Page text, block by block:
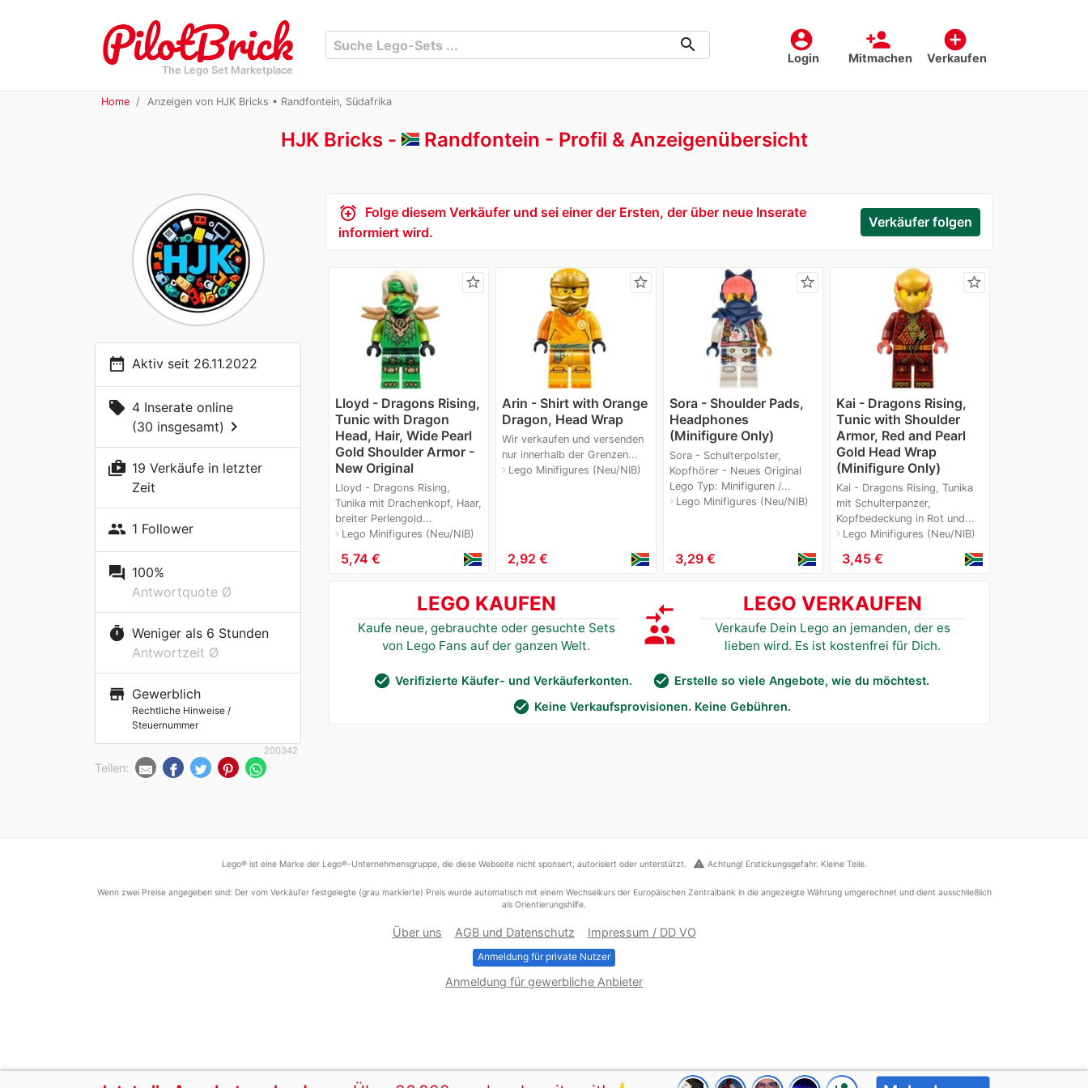
The Lego Set Marketplace
account_circle
Login
person_add
Mitmachen
add_circle
Verkaufen
search
Home Anzeigen von HJK Bricks • Randfontein, Südafrika
HJK Bricks - Randfontein Profil & Anzeigenübersicht
date_range Aktiv seit 26.11.2022
local_offer 4 Inserate online
(30 insgesamt) chevron_right
shop_two 19 Verkäufe in letzter
Zeit
people 1 Follower
question_answer 100%
Antwortquote Ø
timer Weniger als 6 Stunden
Antwortzeit Ø
store Gewerblich
Rechtliche Hinweise /
Steuernummer
200342
Teilen:
alarm_add Folge diesem Verkäufer und sei einer der Ersten, der über neue Inserate
informiert wird.
Verkäufer folgen
star_border
Lloyd - Dragons Rising,
Tunic with Dragon
Head, Hair, Wide Pearl
Gold Shoulder Armor -
New Original
Lloyd - Dragons Rising,
Tunika mit Drachenkopf, Haar,
breiter Perlengold...
navigate_nextLego Minifigures (Neu/NIB)
5,74 €
star_border
Arin - Shirt with Orange
Dragon, Head Wrap
Wir verkaufen und versenden
nur innerhalb der Grenzen...
navigate_nextLego Minifigures (Neu/NIB)
2,92 €
star_border
Sora - Shoulder Pads,
Headphones
(Minifigure Only)
Sora - Schulterpolster,
Kopfhörer - Neues Original
Lego Typ: Minifiguren /...
navigate_nextLego Minifigures (Neu/NIB)
3,29 €
star_border
Kai - Dragons Rising,
Tunic with Shoulder
Armor, Red and Pearl
Gold Head Wrap
(Minifigure Only)
Kai - Dragons Rising, Tunika
mit Schulterpanzer,
Kopfbedeckung in Rot und...
navigate_nextLego Minifigures (Neu/NIB)
3,45 €
LEGO KAUFEN
Kaufe neue, gebrauchte oder gesuchte Sets
von Lego Fans auf der ganzen Welt.
compare_arrows
group
LEGO VERKAUFEN
Verkaufe Dein Lego an jemanden, der es
lieben wird. Es ist kostenfrei für Dich.
check_circle Verifizierte Käufer- und Verkäuferkonten. check_circle Erstelle so viele Angebote, wie du möchtest.
check_circle Keine Verkaufsprovisionen. Keine Gebühren.
Lego® ist eine Marke der Lego®-Unternehmensgruppe, die diese Webseite nicht sponsert, autorisiert oder unterstützt. warning Achtung! Erstickungsgefahr. Kleine Teile.
Wenn zwei Preise angegeben sind: Der vom Verkäufer festgelegte (grau markierte) Preis wurde automatisch mit einem Wechselkurs der Europäischen Zentralbank in die angezeigte Währung umgerechnet und dient ausschließlich
als Orientierungshilfe.
Über uns AGB und Datenschutz Impressum / DD VO
Anmeldung für private Nutzer
Anmeldung für gewerbliche Anbieter